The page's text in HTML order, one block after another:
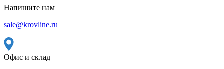
Напишите нам
sale@krovline.ru
Офис и склад